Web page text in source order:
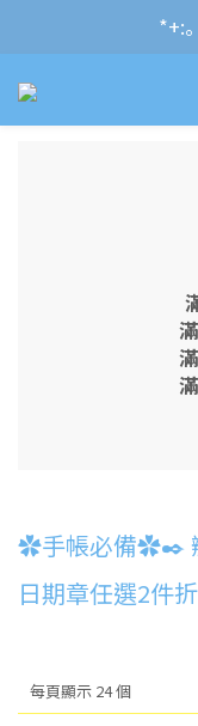
*+:｡\new /*+:
*+:｡\new /
✿手帳必備✿✒️
日期章任選2件
每頁顯示 24 個